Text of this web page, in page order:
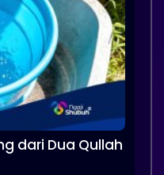
dari Dua Qullah